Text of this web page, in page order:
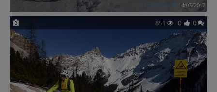
nonnocarb 14/03/2017
851 0 0